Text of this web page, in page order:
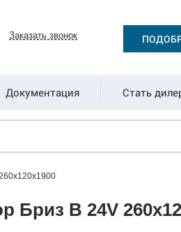
Заказать звонок
Документация Стать
Бриз В 24V